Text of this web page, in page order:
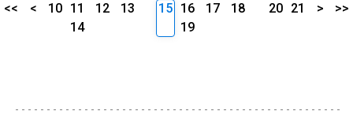
<< < 10 11 12
13
14
15 16 17
18
19
20 21 > >>